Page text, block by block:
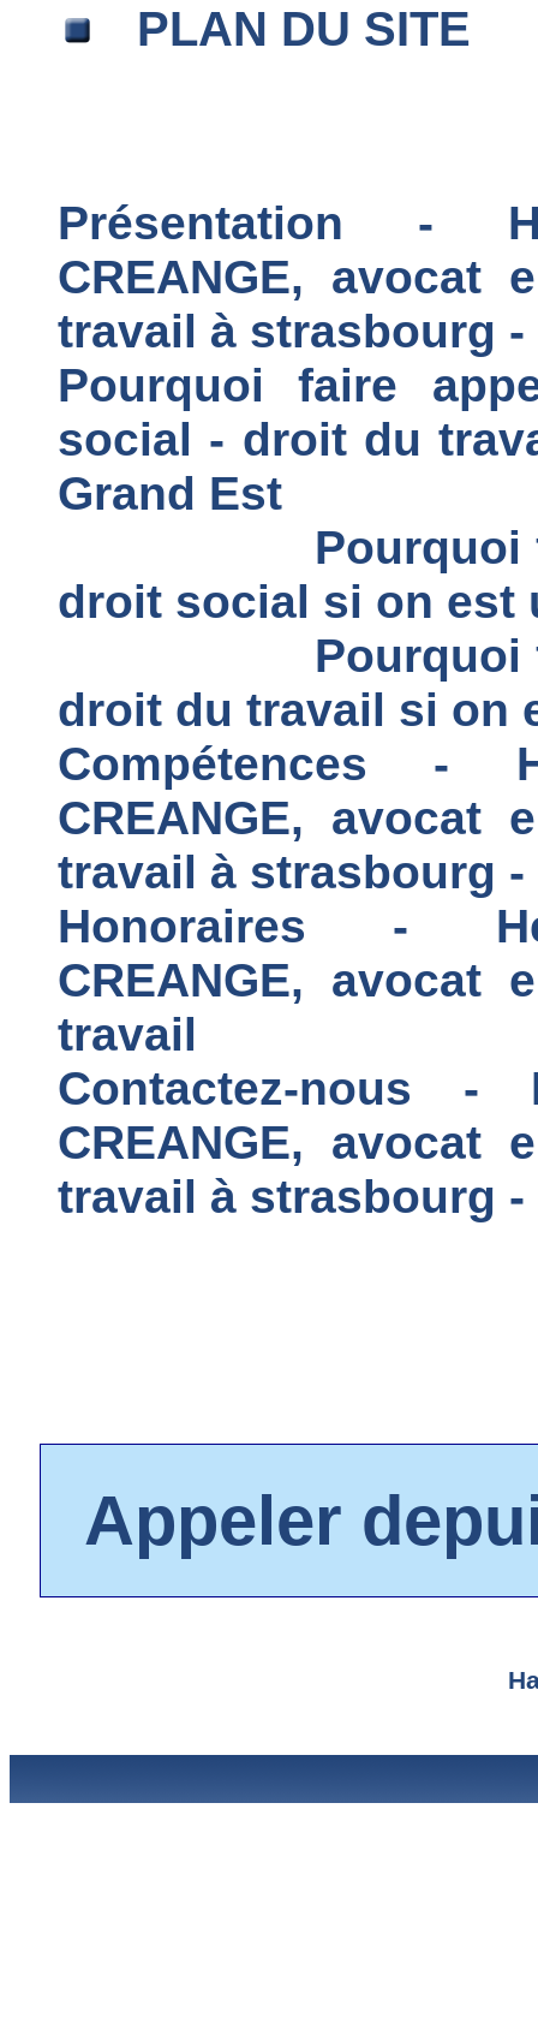
PLAN DU SITE
Présentation -
CREANGE,
travail à strasbourg
Pourquoi faire
social - droit du
Grand Est
Pourquoi
droit social si on est
Pourquoi
droit du travail si on
Compétences -
CREANGE,
travail à strasbourg
Honoraires -
CREANGE,
travail
Contactez-nous -
CREANGE,
travail à strasbourg
Appeler